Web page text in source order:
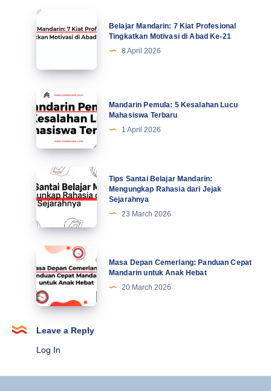
Belajar
Mandarin:
Profesional
Tingkatkan
Motivasi
di
Abad
Ke-
Belajar Mandarin: 7 Kiat Profesional
Tingkatkan Motivasi di Abad Ke-21
8 April 2026
Mandarin
Pemula:
5
Kesalahan
Lucu
Mahasiswa
Terbaru
Mandarin Pemula: 5 Kesalahan Lucu
Mahasiswa Terbaru
1 April 2026
Tips
Santai
Belajar
Mandarin:
Mengungkap
Rahasia
dari
Jejak
Sejarahnya
Tips Santai Belajar Mandarin:
Mengungkap Rahasia dari Jejak
Sejarahnya
23 March 2026
Masa
Depan
Cemerlang:
Panduan
Cepat
Mandarin
Masa Depan Cemerlang: Panduan Cepat
Mandarin untuk Anak Hebat
20 March 2026
Leave a Reply
Log In